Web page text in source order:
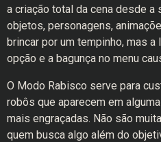
a criação total da cena desde a
objetos, personagens,
brincar por um tempinho, mas a
opção e a bagunça no menu
O Modo Rabisco serve para
robôs que aparecem em
mais engraçadas. Não são
quem busca algo além do